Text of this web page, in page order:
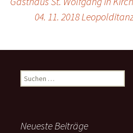
04. 11. 2018
Suchen
nach:
Neueste Beiträge